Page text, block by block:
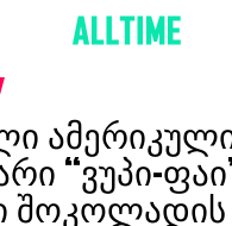
“ვუპი-
შოკოლადის